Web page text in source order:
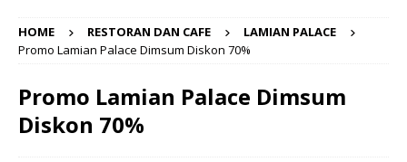
HOME RESTORAN DAN CAFE
LAMIAN PALACE
Promo Lamian Palace Dimsum Diskon 70%
Promo Lamian Palace Dimsum
Diskon 70%